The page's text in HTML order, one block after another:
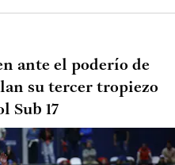
ante el poderío de
su tercer tropiezo
Sub 17